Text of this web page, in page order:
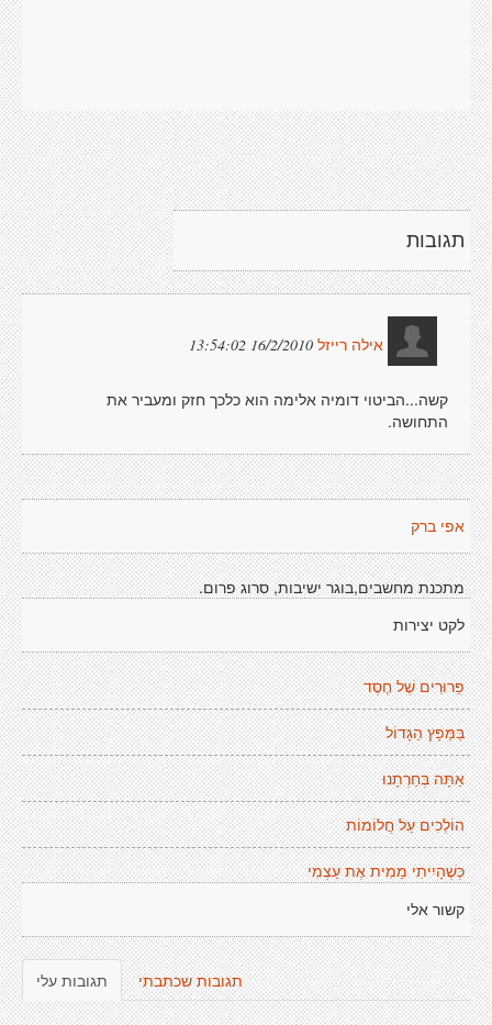
תגובות
אילה רייזל 16/2/2010 13:54:02
קשה...הביטוי דומיה אלימה הוא כלכך חזק ומעביר את
התחושה.
אפי ברק
מתכנת מחשבים,בוגר ישיבות, סרוג פרום.
לקט יצירות
פֵּרוּרִים שֶׁל חֶסֶד
בַּמַּפָּץ הַגָּדוֹל
אַתָּה בְּחַרְתָנוּ
הוֹלְכִים עַל חֲלוֹמוֹת
כְּשֶׁהָיִיתִי מֵמִית אֶת עַצְמִי
קשור אלי
תגובות עלי תגובות שכתבתי